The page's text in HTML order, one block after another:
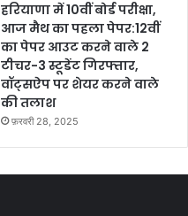
हरियाणा में 10वीं बोर्ड परीक्षा,
आज मैथ का पहला पेपर:12वीं
का पेपर आउट करने वाले 2
टीचर-3 स्टूडेंट गिरफ्तार,
वॉट्सऐप पर शेयर करने वाले
की तलाश
फ़रवरी 28, 2025